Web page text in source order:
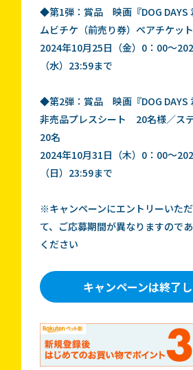
◆第1弾：賞品 映画『DOG DAYS
ムビチケ（前売り券）ペアチケッ
2024年10月25日（金）0：00～
（水）23:59まで
◆第2弾：賞品 映画『DOG DAYS
非売品プレスシート 20名様／ス
20名
2024年10月31日（木）0：00～
（日）23:59まで
※キャンペーンにエントリーいた
て、ご応募期間が異なりますので
ください
キャンペーンは終了